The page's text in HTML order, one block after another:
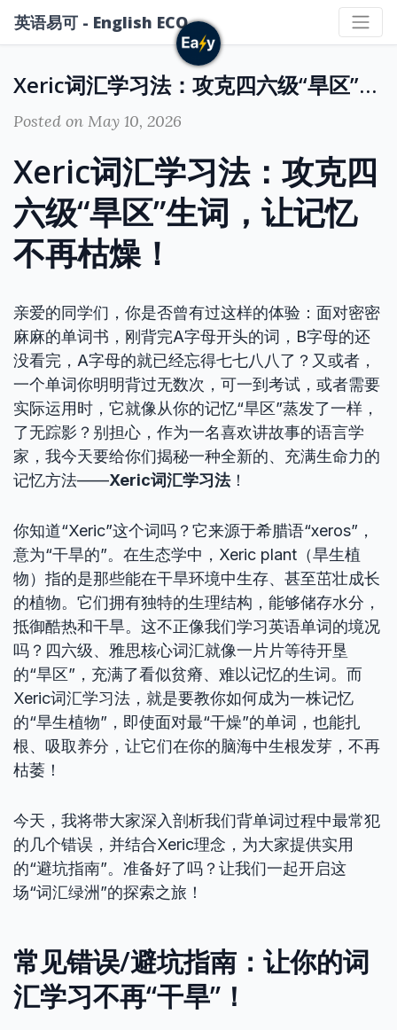
英语易可 - English ECO
Xeric词汇学习法：攻克四六级“旱区”生词，让记忆不再枯燥！
Posted on May 10, 2026
Xeric词汇学习法：攻克四
六级“旱区”生词，让记忆
不再枯燥！
亲爱的同学们，你是否曾有过这样的体验：面对密密
麻麻的单词书，刚背完A字母开头的词，B字母的还
没看完，A字母的就已经忘得七七八八了？又或者，
一个单词你明明背过无数次，可一到考试，或者需要
实际运用时，它就像从你的记忆“旱区”蒸发了一样，
了无踪影？别担心，作为一名喜欢讲故事的语言学
家，我今天要给你们揭秘一种全新的、充满生命力的
记忆方法——Xeric词汇学习法！
你知道“Xeric”这个词吗？它来源于希腊语“xeros”，
意为“干旱的”。在生态学中，Xeric plant（旱生植
物）指的是那些能在干旱环境中生存、甚至茁壮成长
的植物。它们拥有独特的生理结构，能够储存水分，
抵御酷热和干旱。这不正像我们学习英语单词的境况
吗？四六级、雅思核心词汇就像一片片等待开垦
的“旱区”，充满了看似贫瘠、难以记忆的生词。而
Xeric词汇学习法，就是要教你如何成为一株记忆
的“旱生植物”，即使面对最“干燥”的单词，也能扎
根、吸取养分，让它们在你的脑海中生根发芽，不再
枯萎！
今天，我将带大家深入剖析我们背单词过程中最常犯
的几个错误，并结合Xeric理念，为大家提供实用
的“避坑指南”。准备好了吗？让我们一起开启这
场“词汇绿洲”的探索之旅！
常见错误/避坑指南：让你的词
汇学习不再“干旱”！